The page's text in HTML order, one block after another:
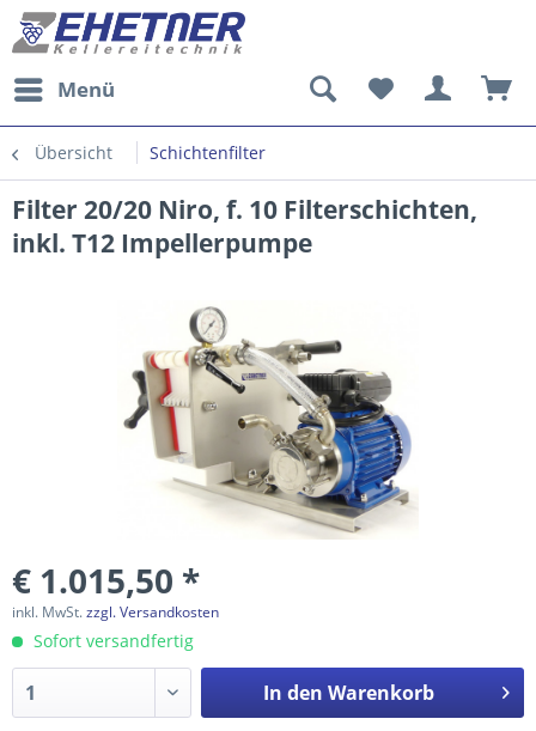
Menü
Übersicht Schichtenfilter
Filter 20/20 Niro, f. 10 Filterschichten,
inkl. T12 Impellerpumpe
€ 1.015,50 *
inkl. MwSt.zzgl. Versandkosten
Sofort versandfertig
In den Warenkorb